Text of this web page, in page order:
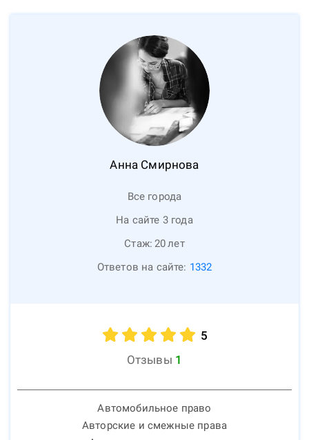
Анна Смирнова
Все города
На сайте 3 года
Стаж: 20лет
Ответов на сайте: 1332
5
Отзывы 1
Автомобильное право
Авторские и смежные права